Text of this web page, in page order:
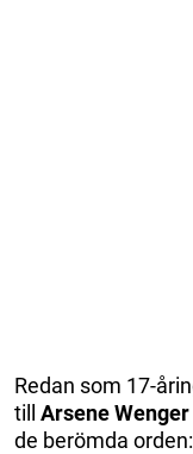
Redan som 17-
till Arsene Wenger
de berömda